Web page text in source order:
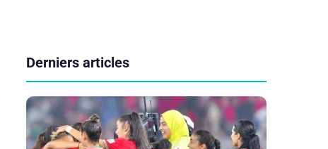
Derniers articles